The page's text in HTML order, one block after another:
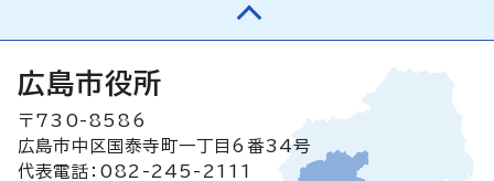
広島市役所
〒730-8586
広島市中区国泰寺町一丁目6番34号
代表電話：082-245-2111